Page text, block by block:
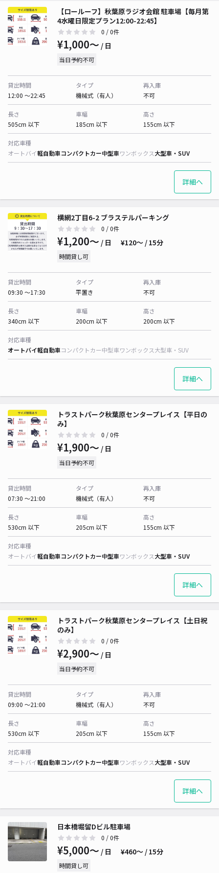
【ロールーフ】秋葉原ラジオ会館 駐車場【毎月第
4水曜日限定プラン12:00-22:45】
0 / 0件
¥1,000〜 / 日
当日予約不可
貸出時間
12:00 〜22:45
タイプ
機械式（有人）
再入庫
不可
長さ
505cm 以下
車幅
185cm 以下
高さ
155cm 以下
対応車種
オートバイ軽自動車コンパクトカー中型車ワンボックス大型車・SUV
詳細へ
横網2丁目6-2 ブラステルパーキング
0 / 0件
¥1,200〜 / 日 ¥120〜 / 15分
時間貸し可
貸出時間
09:30 〜17:30
タイプ
平置き
再入庫
不可
長さ
340cm 以下
車幅
200cm 以下
高さ
200cm 以下
対応車種
オートバイ軽自動車コンパクトカー中型車ワンボックス大型車・SUV
詳細へ
トラストパーク秋葉原センタープレイス【平日の
み】
0 / 0件
¥1,900〜 / 日
当日予約不可
貸出時間
07:30 〜21:00
タイプ
機械式（有人）
再入庫
不可
長さ
530cm 以下
車幅
205cm 以下
高さ
155cm 以下
対応車種
オートバイ軽自動車コンパクトカー中型車ワンボックス大型車・SUV
詳細へ
トラストパーク秋葉原センタープレイス【土日祝
のみ】
0 / 0件
¥2,900〜 / 日
当日予約不可
貸出時間
09:00 〜21:00
タイプ
機械式（有人）
再入庫
不可
長さ
530cm 以下
車幅
205cm 以下
高さ
155cm 以下
対応車種
オートバイ軽自動車コンパクトカー中型車ワンボックス大型車・SUV
詳細へ
日本橋堀留Dビル駐車場
0 / 0件
¥5,000〜 / 日 ¥460〜 / 15分
時間貸し可